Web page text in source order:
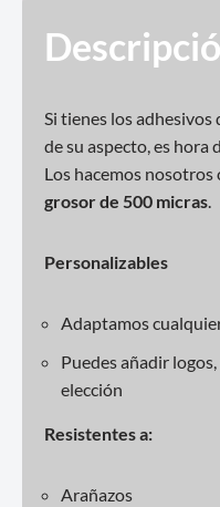
Si tienes los adhesivos
de su aspecto, es hora
Los hacemos nosotros
grosor de 500 micras.
Personalizables
Adaptamos
Puedes añadir
elección
Resistentes a:
Arañazos